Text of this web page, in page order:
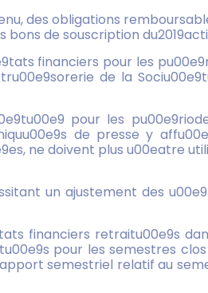
des obligations
de souscription
financiers pour les
de la
pour les
de presse y
ne doivent plus u00eatre
un ajustement des
financiers retraitu00e9s
pour les semestres clos
semestriel relatif au